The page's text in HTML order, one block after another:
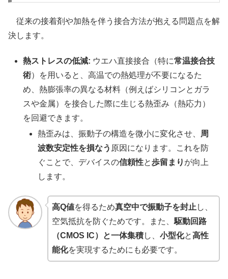
従来の接着剤や加熱を伴う接合方法が抱える問題点を解
決します。
熱ストレスの低減: ウエハ直接接合（特に常温接合技
術）を用いると、高温での熱処理が不要になるた
め、熱膨張率の異なる材料（例えばシリコンとガラ
スや金属）を接合した際に生じる熱歪み（熱応力）
を回避できます。
熱歪みは、振動子の構造を微小に変化させ、 周
波数安定性を損なう 原因になります。これを防
ぐことで、デバイスの信頼性と歩留まり が向上
します。
高Q値を得るため真空中で振動子を封止 し、
空気抵抗を防ぐためです。また、 駆動回路
（CMOS IC）と一体集積し、 小型化と高性
能化を実現するためにも必要です。